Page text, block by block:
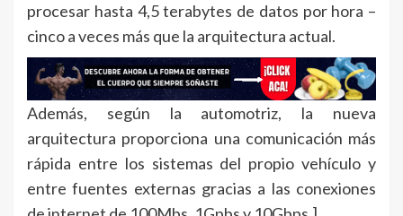
procesar hasta 4,5 terabytes de datos por hora –
cinco a veces más que la arquitectura actual.
Además, según la automotriz, la nueva
arquitectura proporciona una comunicación más
rápida entre los sistemas del propio vehículo y
entre fuentes externas gracias a las conexiones